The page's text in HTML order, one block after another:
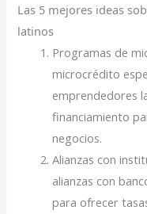
Las 5 mejores ideas
latinos
Programas de
microcrédito
emprendedores
financiamiento
negocios.
Alianzas con
alianzas con
para ofrecer